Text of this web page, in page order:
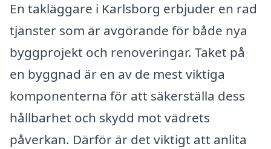
En takläggare i Karlsborg erbjuder en rad
tjänster som är avgörande för både nya
byggprojekt och renoveringar. Taket på
en byggnad är en av de mest viktiga
komponenterna för att säkerställa dess
hållbarhet och skydd mot vädrets
påverkan. Därför är det viktigt att anlita